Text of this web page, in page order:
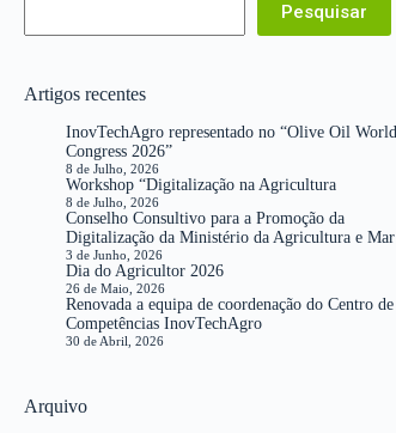
Pesquisar
Artigos recentes
InovTechAgro representado no “Olive Oil World
Congress 2026”
8 de Julho, 2026
Workshop “Digitalização na Agricultura
8 de Julho, 2026
Conselho Consultivo para a Promoção da
Digitalização da Ministério da Agricultura e Mar
3 de Junho, 2026
Dia do Agricultor 2026
26 de Maio, 2026
Renovada a equipa de coordenação do Centro de
Competências InovTechAgro
30 de Abril, 2026
Arquivo